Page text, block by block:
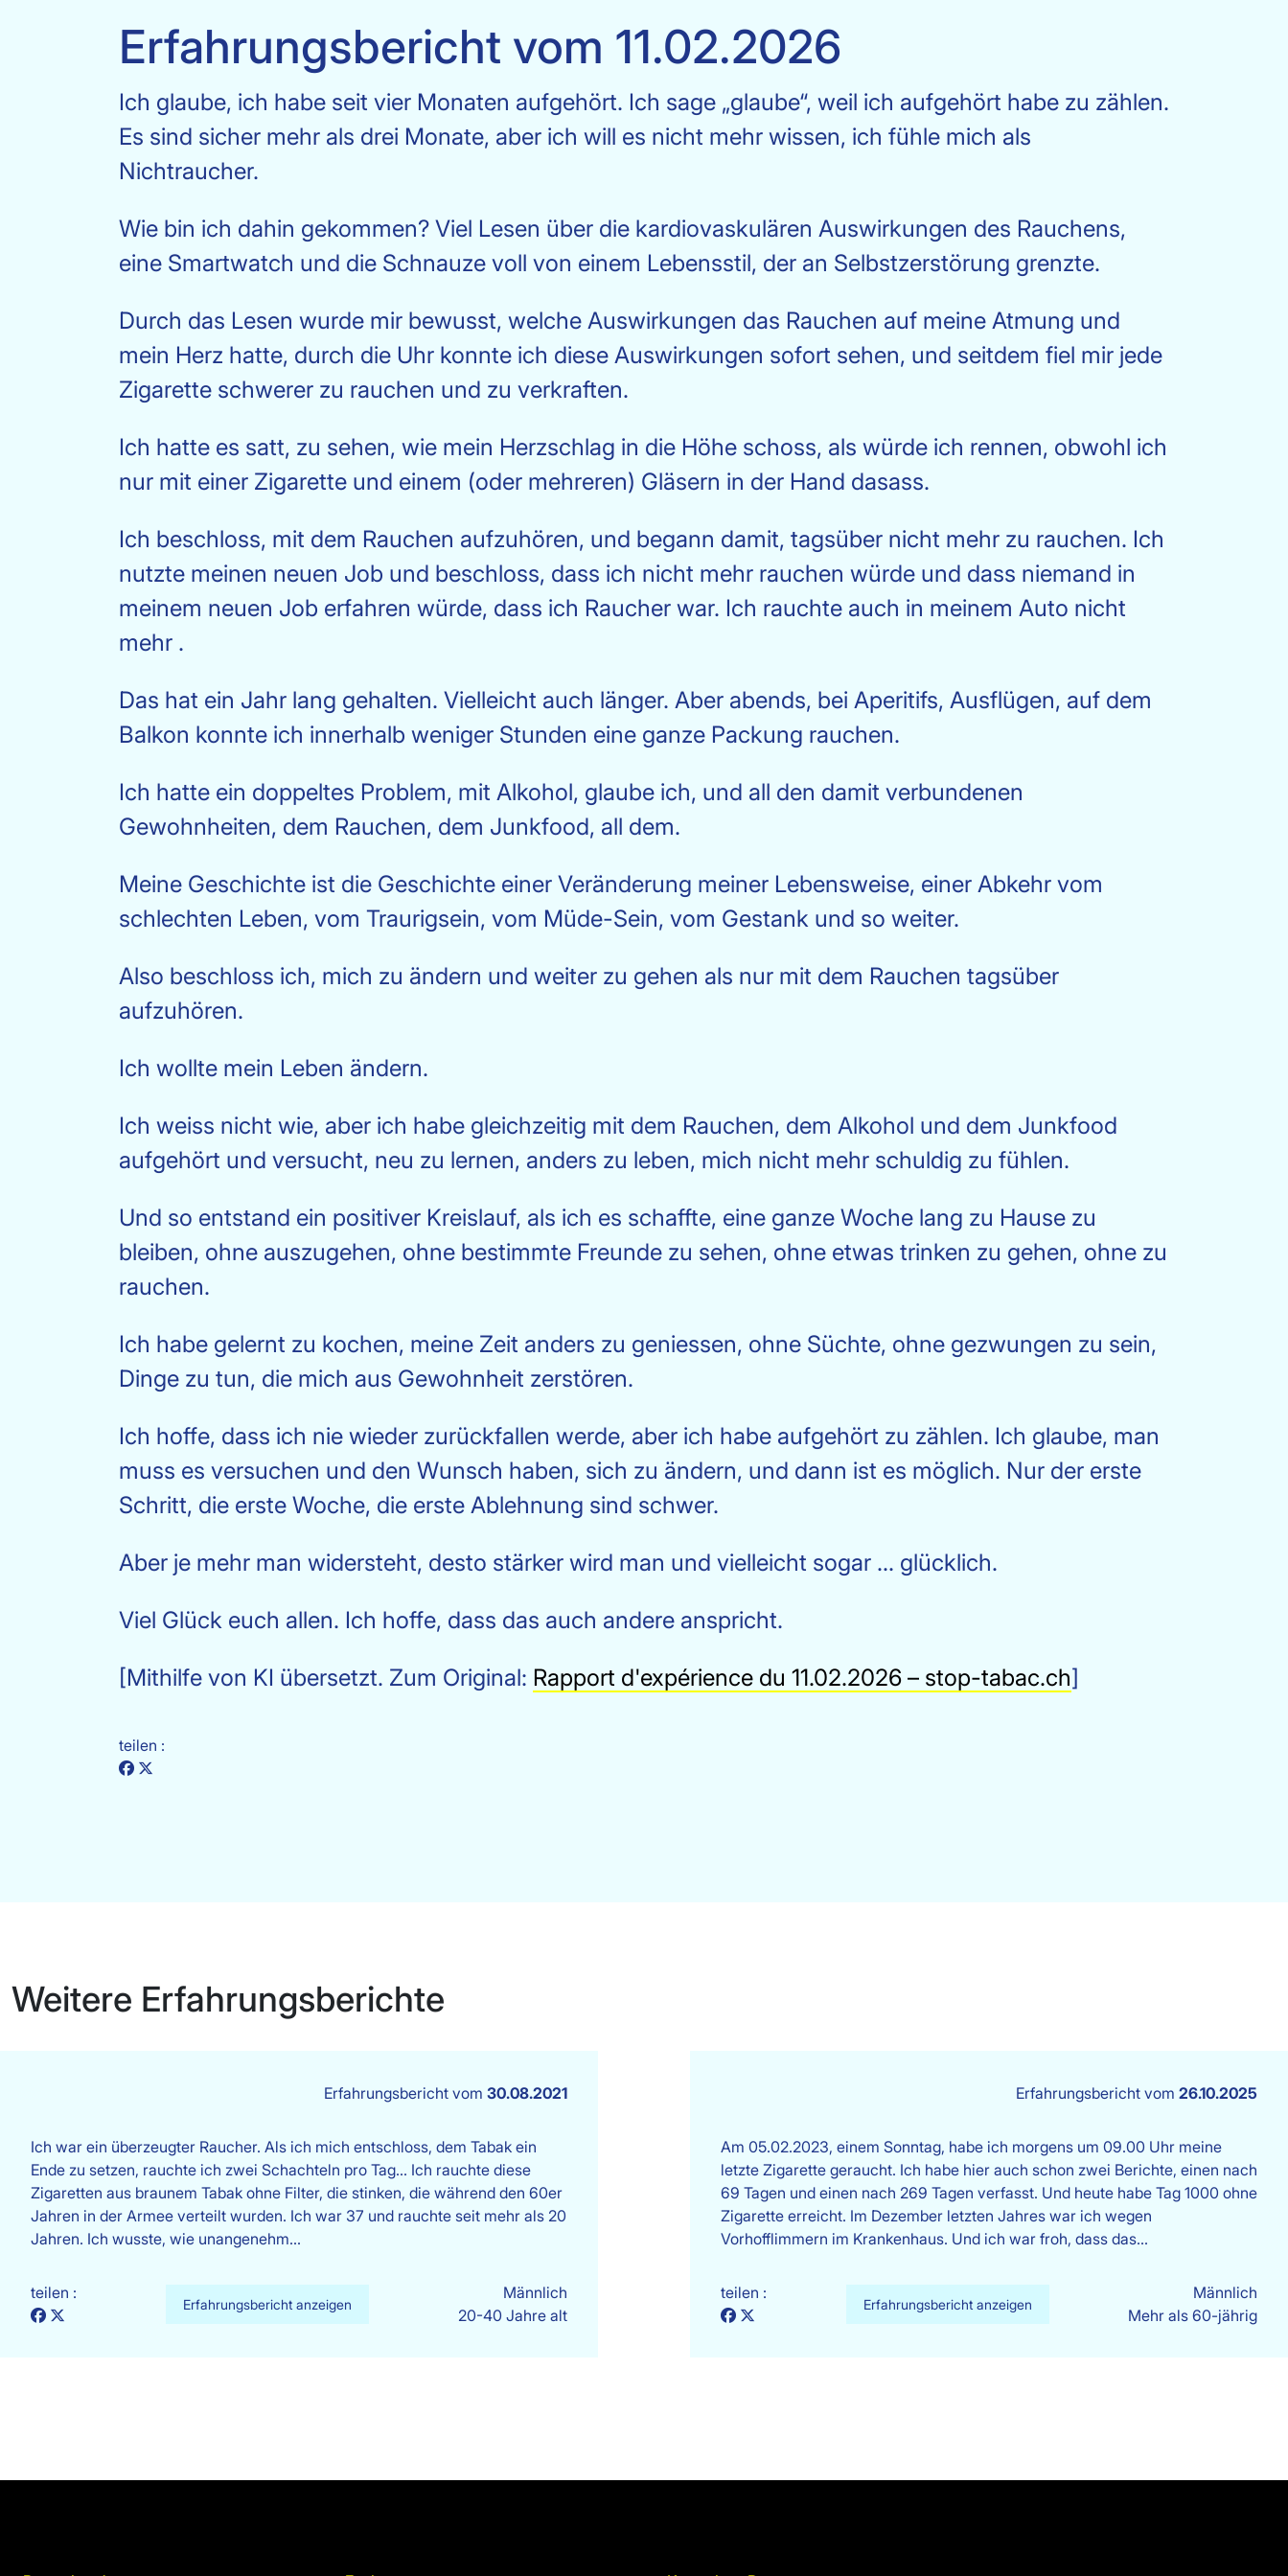
Erfahrungsbericht vom 11.02.2026
Ich glaube, ich habe seit vier Monaten aufgehört. Ich sage „glaube“, weil ich aufgehört habe zu zählen.
Es sind sicher mehr als drei Monate, aber ich will es nicht mehr wissen, ich fühle mich als
Nichtraucher.
Wie bin ich dahin gekommen? Viel Lesen über die kardiovaskulären Auswirkungen des Rauchens,
eine Smartwatch und die Schnauze voll von einem Lebensstil, der an Selbstzerstörung grenzte.
Durch das Lesen wurde mir bewusst, welche Auswirkungen das Rauchen auf meine Atmung und
mein Herz hatte, durch die Uhr konnte ich diese Auswirkungen sofort sehen, und seitdem fiel mir jede
Zigarette schwerer zu rauchen und zu verkraften.
Ich hatte es satt, zu sehen, wie mein Herzschlag in die Höhe schoss, als würde ich rennen, obwohl ich
nur mit einer Zigarette und einem (oder mehreren) Gläsern in der Hand dasass.
Ich beschloss, mit dem Rauchen aufzuhören, und begann damit, tagsüber nicht mehr zu rauchen. Ich
nutzte meinen neuen Job und beschloss, dass ich nicht mehr rauchen würde und dass niemand in
meinem neuen Job erfahren würde, dass ich Raucher war. Ich rauchte auch in meinem Auto nicht
mehr .
Das hat ein Jahr lang gehalten. Vielleicht auch länger. Aber abends, bei Aperitifs, Ausflügen, auf dem
Balkon konnte ich innerhalb weniger Stunden eine ganze Packung rauchen.
Ich hatte ein doppeltes Problem, mit Alkohol, glaube ich, und all den damit verbundenen
Gewohnheiten, dem Rauchen, dem Junkfood, all dem.
Meine Geschichte ist die Geschichte einer Veränderung meiner Lebensweise, einer Abkehr vom
schlechten Leben, vom Traurigsein, vom Müde-Sein, vom Gestank und so weiter.
Also beschloss ich, mich zu ändern und weiter zu gehen als nur mit dem Rauchen tagsüber
aufzuhören.
Ich wollte mein Leben ändern.
Ich weiss nicht wie, aber ich habe gleichzeitig mit dem Rauchen, dem Alkohol und dem Junkfood
aufgehört und versucht, neu zu lernen, anders zu leben, mich nicht mehr schuldig zu fühlen.
Und so entstand ein positiver Kreislauf, als ich es schaffte, eine ganze Woche lang zu Hause zu
bleiben, ohne auszugehen, ohne bestimmte Freunde zu sehen, ohne etwas trinken zu gehen, ohne zu
rauchen.
Ich habe gelernt zu kochen, meine Zeit anders zu geniessen, ohne Süchte, ohne gezwungen zu sein,
Dinge zu tun, die mich aus Gewohnheit zerstören.
Ich hoffe, dass ich nie wieder zurückfallen werde, aber ich habe aufgehört zu zählen. Ich glaube, man
muss es versuchen und den Wunsch haben, sich zu ändern, und dann ist es möglich. Nur der erste
Schritt, die erste Woche, die erste Ablehnung sind schwer.
Aber je mehr man widersteht, desto stärker wird man und vielleicht sogar ... glücklich.
Viel Glück euch allen. Ich hoffe, dass das auch andere anspricht.
[Mithilfe von KI übersetzt. Zum Original: Rapport d'expérience du 11.02.2026 – stop-tabac.ch]
teilen :
Weitere Erfahrungsberichte
Erfahrungsbericht vom 30.08.2021
Ich war ein überzeugter Raucher. Als ich mich entschloss, dem Tabak ein
Ende zu setzen, rauchte ich zwei Schachteln pro Tag... Ich rauchte diese
Zigaretten aus braunem Tabak ohne Filter, die stinken, die während den 60er
Jahren in der Armee verteilt wurden. Ich war 37 und rauchte seit mehr als 20
Jahren. Ich wusste, wie unangenehm…
teilen :
Erfahrungsbericht anzeigen
Männlich
20-40 Jahre alt
Erfahrungsbericht vom 26.10.2025
Am 05.02.2023, einem Sonntag, habe ich morgens um 09.00 Uhr meine
letzte Zigarette geraucht. Ich habe hier auch schon zwei Berichte, einen nach
69 Tagen und einen nach 269 Tagen verfasst. Und heute habe Tag 1000 ohne
Zigarette erreicht. Im Dezember letzten Jahres war ich wegen
Vorhofflimmern im Krankenhaus. Und ich war froh, dass das…
teilen :
Erfahrungsbericht anzeigen
Männlich
Mehr als 60-jährig